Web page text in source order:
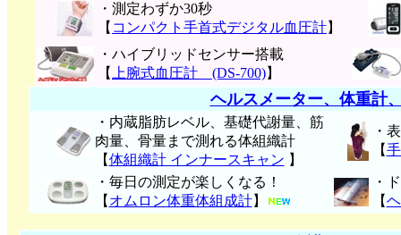
・測定わずか30秒
【 コンパクト手首式デジタル血圧計】
・ハイブリッドセンサー搭載
【
上腕式血圧計 (DS-700)】
ヘルスメーター、体重計
・内蔵脂肪レベル、基礎代謝量、筋
肉量、骨量まで測れる体組織計
【体組織計 インナースキャン 】
・
【
・毎日の測定が楽しくなる！
【 オムロン体重体組成計】
・
【